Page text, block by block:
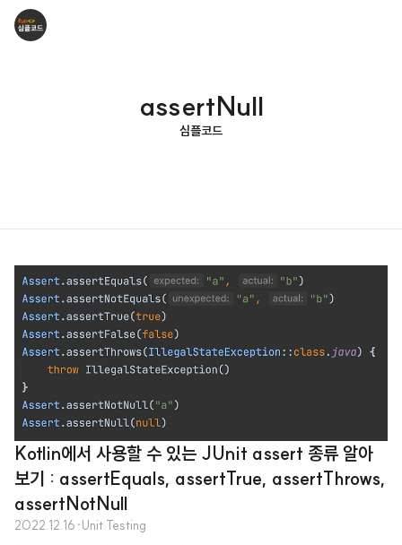
assertNull
심플코드
Kotlin에서 사용할 수 있는 JUnit assert 종류 알아
보기 : assertEquals, assertTrue, assertThrows,
assertNotNull
2022.12.16 ·Unit Testing